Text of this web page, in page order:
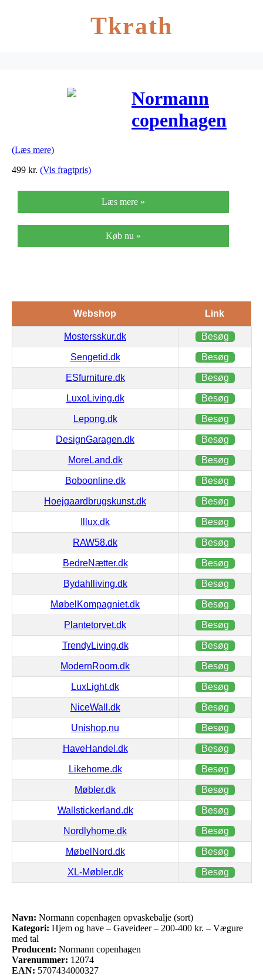
Tkrath
Normann
copenhagen
(Læs mere)
499 kr. (Vis fragtpris)
Læs mere »
Køb nu »
Webshop Link
Mostersskur.dk Besøg
Sengetid.dk Besøg
ESfurniture.dk Besøg
LuxoLiving.dk Besøg
Lepong.dk Besøg
DesignGaragen.dk Besøg
MoreLand.dk Besøg
Boboonline.dk Besøg
Hoejgaardbrugskunst.dk Besøg
Illux.dk Besøg
RAW58.dk Besøg
BedreNætter.dk Besøg
Bydahlliving.dk Besøg
MøbelKompagniet.dk Besøg
Plantetorvet.dk Besøg
TrendyLiving.dk Besøg
ModernRoom.dk Besøg
LuxLight.dk Besøg
NiceWall.dk Besøg
Unishop.nu Besøg
HaveHandel.dk Besøg
Likehome.dk Besøg
Møbler.dk Besøg
Wallstickerland.dk Besøg
Nordlyhome.dk Besøg
MøbelNord.dk Besøg
XL-Møbler.dk Besøg
Navn: Normann copenhagen opvaskebalje (sort)
Kategori: Hjem og have – Gaveideer – 200-400 kr. – Vægure
med tal
Producent: Normann copenhagen
Varenummer: 12074
EAN: 5707434000327